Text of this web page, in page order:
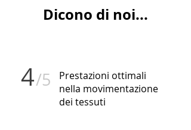
Dicono di noi...
Prestazioni ottimali
nella movimentazione
dei tessuti
/5
4